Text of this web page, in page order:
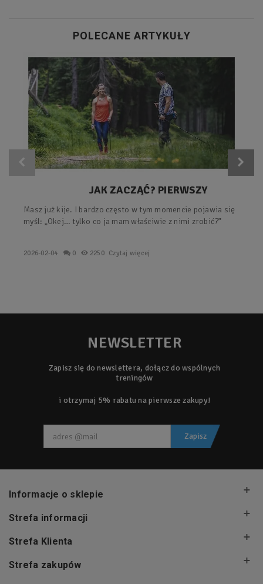
POLECANE ARTYKUŁY
JAK ZACZĄĆ? PIERWSZY
PLAN KROK PO KROKU.
Masz już kije. I bardzo często w tym momencie pojawia się
myśl: „Okej… tylko co ja mam właściwie z nimi zrobić?”
2026-02-04 0 2250 Czytaj więcej
NEWSLETTER
Zapisz się do newslettera, dołącz do wspólnych
treningów
i otrzymaj 5% rabatu na pierwsze zakupy!
Zapisz
Informacje o sklepie
Strefa informacji
Strefa Klienta
Strefa zakupów